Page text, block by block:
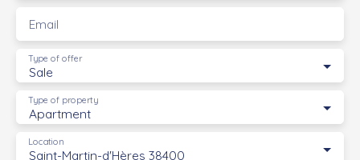
Email
Sale
Type of offer
Apartment
Type of property
Saint-Martin-d'Hères 38400
Location